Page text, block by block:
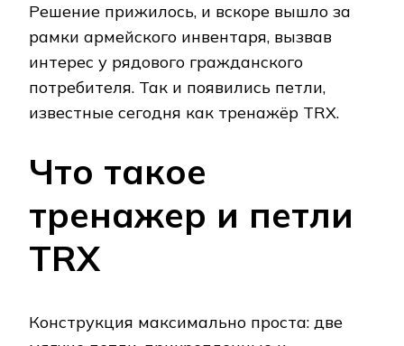
Решение прижилось, и вскоре вышло за
рамки армейского инвентаря, вызвав
интерес у рядового гражданского
потребителя. Так и появились петли,
известные сегодня как тренажёр TRX.
Что такое
тренажер и петли
TRX
Конструкция максимально проста: две